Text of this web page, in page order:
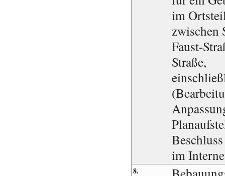
im
zwischen
Faust-
Straße,
im
8.